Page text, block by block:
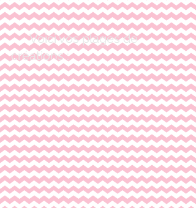
      Voici vos plages de
créations :